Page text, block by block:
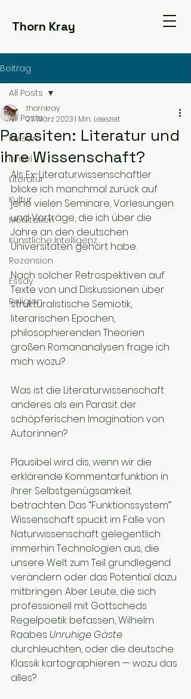
Thorn Kray
Beitrag
All Posts
Reisen
Israel
Literatur
Kultur
Meditation
Künstliche Intelligenz
Rezension
Essay
Religion
All Posts
Parasiten: Literatur und
ihre Wissenschaft?
thornkray
27. März 20231 Min. Lesezeit
Als Ex-Literaturwissenschaftler
blicke ich manchmal zurück auf
jene vielen Seminare, Vorlesungen
und Vorträge, die ich über die
Jahre an den deutschen
Universitäten gehört habe.
Nach solcher Retrospektiven auf
Texte von und Diskussionen über
strukturalistische Semiotik,
literarischen Epochen,
philosophierenden Theorien
großen Romananalysen frage ich
mich: wozu?
Was ist die Literaturwissenschaft
anderes als ein Parasit der
schöpferischen Imagination von
Autor:innen?
Plausibel wird dis, wenn wir die
erklärende Kommentarfunktion in
ihrer Selbstgenügsamkeit
betrachten. Das “Funktionssystem”
Wissenschaft spuckt im Falle von
Naturwissenschaft gelegentlich
immerhin Technologien aus, die
unsere Welt zum Teil grundlegend
verändern oder das Potential dazu
mitbringen. Aber Leute, die sich
professionell mit Gottscheds
Regelpoetik befassen, Wilhelm
Raabes Unruhige Gäste
durchleuchten, oder die deutsche
Klassik kartographieren — wozu das
alles?